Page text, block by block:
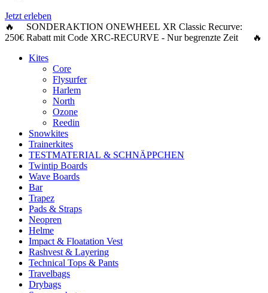
Jetzt erleben
🔥 SONDERAKTION ONEWHEEL XR Classic Recurve:
250€ Rabattmit Code XRC-RECURVE - Nur begrenzte Zeit 🔥
Kites
Core
Flysurfer
Harlem
North
Ozone
Reedin
Snowkites
Trainerkites
TESTMATERIAL & SCHNÄPPCHEN
Twintip Boards
Wave Boards
Bar
Trapez
Pads & Straps
Neopren
Helme
Impact & Floatation Vest
Rashvest & Layering
Technical Tops & Pants
Travelbags
Drybags